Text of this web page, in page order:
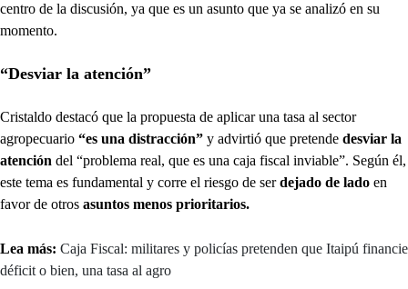
centro de la discusión, ya que es un asunto que ya se analizó en su
momento.
“Desviar la atención”
Cristaldo destacó que la propuesta de aplicar una tasa al sector
agropecuario “es una distracción” y advirtió que pretende desviar la
atención del “problema real, que es una caja fiscal inviable”. Según él,
este tema es fundamental y corre el riesgo de serdejado de lado en
favor de otros asuntos menos prioritarios.
Lea más: Caja Fiscal: militares y policías pretenden que Itaipú financie
déficit o bien, una tasa al agro